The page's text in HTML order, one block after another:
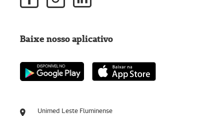
Unimed Leste Fluminense
Baixe nosso aplicativo